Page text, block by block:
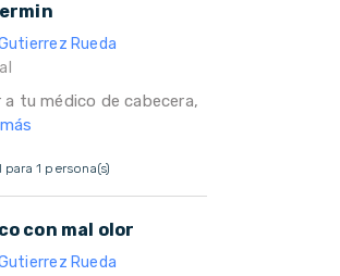
Rueda
tu médico de cabecera,
para 1 persona(s)
con mal olor
Rueda